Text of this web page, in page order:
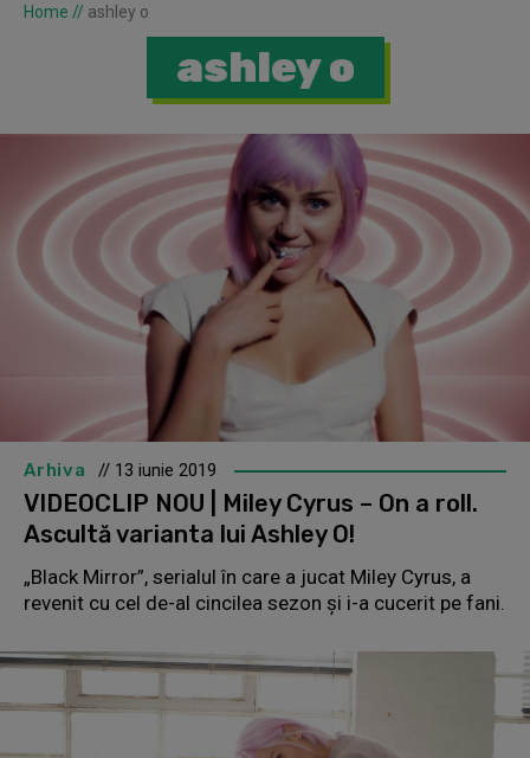
Home // ashley o
ashley o
Arhiva // 13 iunie 2019
VIDEOCLIP NOU | Miley Cyrus – On a roll.
Ascultă varianta lui Ashley O!
„Black Mirror”, serialul în care a jucat Miley Cyrus, a
revenit cu cel de-al cincilea sezon și i-a cucerit pe fani.